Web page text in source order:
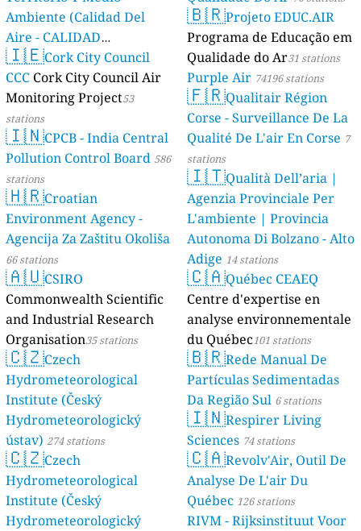
Ambiente (Calidad Del
Aire - CALIDAD
AMBIENTAL) 23 stations
🇮🇪Cork City Council
CCC Cork City Council Air
Monitoring Project53
stations
🇮🇳CPCB - India Central
Pollution Control Board 586
stations
🇭🇷Croatian
Environment Agency -
Agencija Za Zaštitu Okoliša
66 stations
🇦🇺CSIRO
Commonwealth Scientific
and Industrial Research
Organisation35 stations
🇨🇿Czech
Hydrometeorological
Institute (Český
Hydrometeorologický
ústav) 274 stations
🇨🇿Czech
Hydrometeorological
Institute (Český
Hydrometeorologický
🇧🇷Projeto EDUC.AIR
Programa de Educação em
Qualidade do Ar31 stations
Purple Air 74196 stations
🇫🇷Qualitair Région
Corse - Surveillance De La
Qualité De L'air En Corse 7
stations
🇮🇹Qualità Dell’aria |
Agenzia Provinciale Per
L'ambiente | Provincia
Autonoma Di Bolzano - Alto
Adige 14 stations
🇨🇦Québec CEAEQ
Centre d'expertise en
analyse environnementale
du Québec101 stations
🇧🇷Rede Manual De
Partículas Sedimentadas
Da Região Sul 6 stations
🇮🇳Respirer Living
Sciences 74 stations
🇨🇦Revolv'Air, Outil De
Analyse De L'air Du
Québec 126 stations
RIVM - Rijksinstituut Voor